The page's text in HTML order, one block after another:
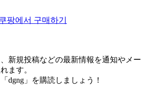
팡에서 구매하기
新規投稿などの最新情報を通知やメー
ます。
dgng」を購読しましょう！